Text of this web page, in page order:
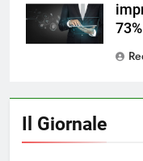
Il Giornale